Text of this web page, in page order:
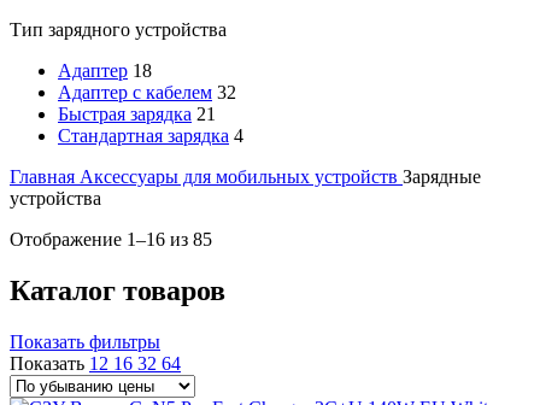
Тип зарядного устройства
Адаптер 18
Адаптер с кабелем 32
Быстрая зарядка 21
Стандартная зарядка 4
Главная Аксессуары для мобильных устройств Зарядные
устройства
Отображение 1–16 из 85Цены:
Каталог товаров
Показать фильтры
Показать 12 16 32 64